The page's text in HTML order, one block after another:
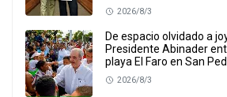
2026/8/3
De espacio olvidado a
Presidente Abinader
playa El Faro en San
2026/8/3